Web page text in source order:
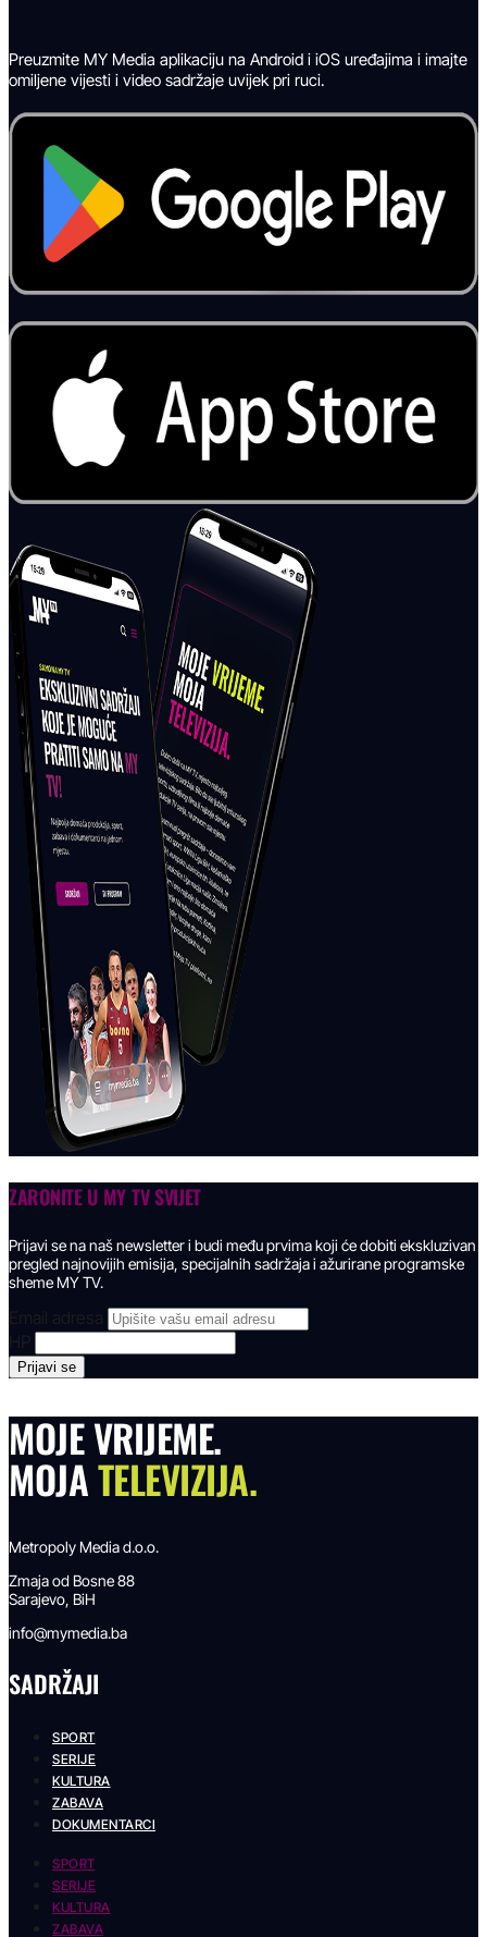
Preuzmite MY Media aplikaciju na Android i iOS uređajima i imajte
omiljene vijesti i video sadržaje uvijek pri ruci.
ZARONITE U MY TV SVIJET
Prijavi se na naš newsletter i budi među prvima koji će dobiti ekskluzivan
pregled najnovijih emisija, specijalnih sadržaja i ažurirane programske
sheme MY TV.
Email adresa
MOJE VRIJEME.
MOJATELEVIZIJA.
Metropoly Media d.o.o.
Zmaja od Bosne 88
Sarajevo, BiH
info@mymedia.ba
SADRŽAJI
SPORT
SERIJE
KULTURA
ZABAVA
DOKUMENTARCI
SPORT
SERIJE
KULTURA
ZABAVA